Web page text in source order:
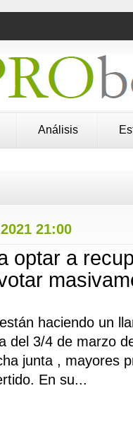
Análisis
21:00
optar a
haciendo un
del 3/4 de marzo
junta , mayores
En su...